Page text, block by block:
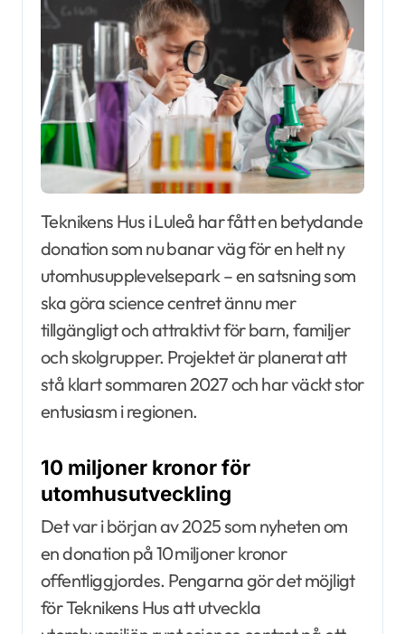
Teknikens Hus i Luleå har fått en betydande
donation som nu banar väg för en helt ny
utomhusupplevelsepark – en satsning som
ska göra science centret ännu mer
tillgängligt och attraktivt för barn, familjer
och skolgrupper. Projektet är planerat att
stå klart sommaren 2027 och har väckt stor
entusiasm i regionen.
10 miljoner kronor för
utomhusutveckling
Det var i början av 2025 som nyheten om
en donation på 10 miljoner kronor
offentliggjordes. Pengarna gör det möjligt
för Teknikens Hus att utveckla